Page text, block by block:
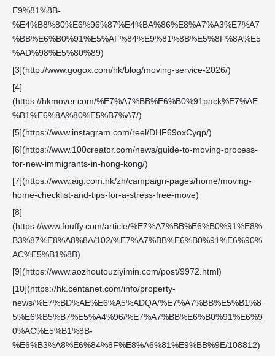
E9%81%8B-
%E4%B8%80%E6%96%87%E4%BA%86%E8%A7%A3%E7%A7
%BB%E6%B0%91%E5%AF%84%E9%81%8B%E5%8F%8A%E5
%AD%98%E5%80%89)
[3](http://www.gogox.com/hk/blog/moving-service-2026/)
[4]
(https://hkmover.com/%E7%A7%BB%E6%B0%91pack%E7%AE
%B1%E6%8A%80%E5%B7%A7/)
[5](https://www.instagram.com/reel/DHF69oxCyqp/)
[6](https://www.100creator.com/news/guide-to-moving-process-
for-new-immigrants-in-hong-kong/)
[7](https://www.aig.com.hk/zh/campaign-pages/home/moving-
home-checklist-and-tips-for-a-stress-free-move)
[8]
(https://www.fuuffy.com/article/%E7%A7%BB%E6%B0%91%E8%
B3%87%E8%A8%8A/102/%E7%A7%BB%E6%B0%91%E6%90%
AC%E5%B1%8B)
[9](https://www.aozhoutouziyimin.com/post/9972.html)
[10](https://hk.centanet.com/info/property-
news/%E7%BD%AE%E6%A5%ADQA/%E7%A7%BB%E5%B1%8
5%E6%B5%B7%E5%A4%96/%E7%A7%BB%E6%B0%91%E6%9
0%AC%E5%B1%8B-
%E6%B3%A8%E6%84%8F%E8%A6%81%E9%BB%9E/108812)